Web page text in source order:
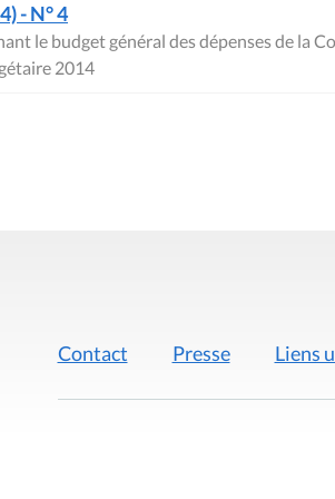
- N° 4
le budget général des dépenses de la
2014
Contact Presse Liens